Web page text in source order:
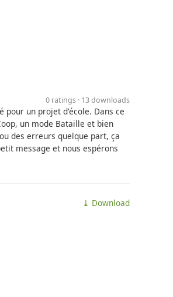
0 ratings · 13 downloads
pour un projet d'école. Dans ce
un mode Bataille et bien
des erreurs quelque part, ça
message et nous espérons
⤓ Download